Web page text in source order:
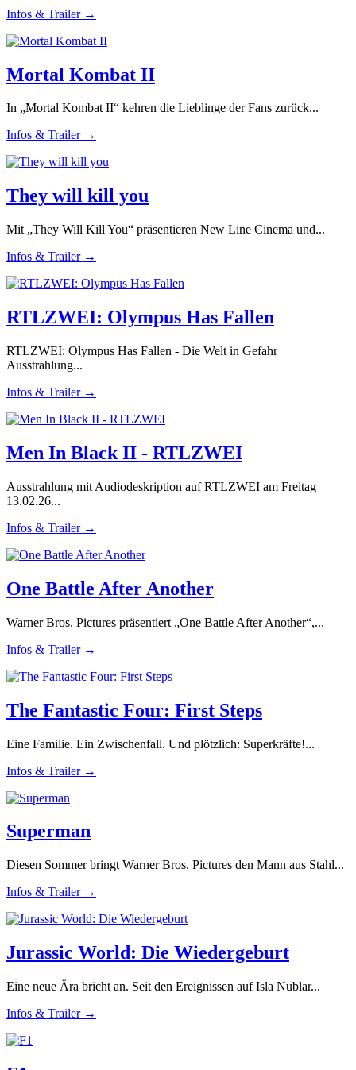
Infos & Trailer →
Mortal Kombat II
In „Mortal Kombat II“ kehren die Lieblinge der Fans zurück...
Infos & Trailer →
They will kill you
Mit „They Will Kill You“ präsentieren New Line Cinema und...
Infos & Trailer →
RTLZWEI: Olympus Has Fallen
RTLZWEI: Olympus Has Fallen - Die Welt in Gefahr
Ausstrahlung...
Infos & Trailer →
Men In Black II - RTLZWEI
Ausstrahlung mit Audiodeskription auf RTLZWEI am Freitag
13.02.26...
Infos & Trailer →
One Battle After Another
Warner Bros. Pictures präsentiert „One Battle After Another“,...
Infos & Trailer →
The Fantastic Four: First Steps
Eine Familie. Ein Zwischenfall. Und plötzlich: Superkräfte!...
Infos & Trailer →
Superman
Diesen Sommer bringt Warner Bros. Pictures den Mann aus Stahl...
Infos & Trailer →
Jurassic World: Die Wiedergeburt
Eine neue Ära bricht an. Seit den Ereignissen auf Isla Nublar...
Infos & Trailer →